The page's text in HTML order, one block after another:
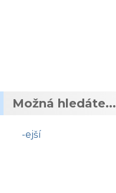
Možná hledáte...
-ejší